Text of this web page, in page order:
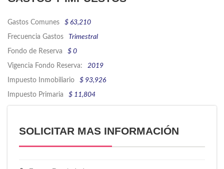
Gastos Comunes $ 63,210
Frecuencia Gastos Trimestral
Fondo de Reserva $ 0
Vigencia Fondo Reserva: 2019
Impuesto Inmobiliario $ 93,926
Impuesto Primaria $ 11,804
SOLICITAR MAS INFORMACIÓN